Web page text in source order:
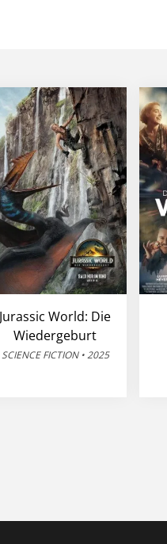
Jurassic World: Die
Wiedergeburt
SCIENCE FICTION • 2025